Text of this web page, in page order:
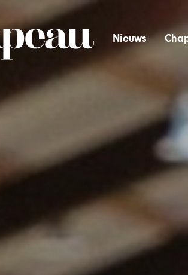
Nieuws